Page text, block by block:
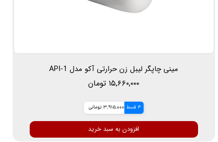
مینی چاپگر لیبل زن حرارتی آکو مدل API-1
۱۵,۶۶۰,۰۰۰ تومان
4 قسط 3,915,000 تومانی
افزودن به سبد خرید